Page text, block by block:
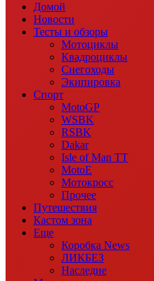
Домой
Новости
Тесты и обзоры
Мотоциклы
Квадроциклы
Снегоходы
Экипировка
Спорт
MotoGP
WSBK
RSBK
Dakar
Isle of Man TT
MotoE
Мотокросс
Прочее
Путешествия
Кастом зона
Еще
Коробка News
ЛИКБЕЗ
Наследие